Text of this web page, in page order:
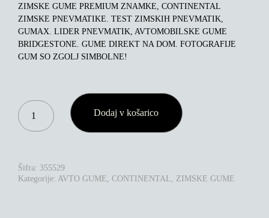
ZIMSKE GUME PREMIUM ZNAMKE, CONTINENTAL
ZIMSKE PNEVMATIKE. TEST ZIMSKIH PNEVMATIK,
GUMAX. LIDER PNEVMATIK, AVTOMOBILSKE GUME
BRIDGESTONE. GUME DIREKT NA DOM. FOTOGRAFIJE
GUM SO ZGOLJ SIMBOLNE!
CONTINENTAL
WINTERCONTACT
TS
92W
XL
Dodaj v košarico
Šifra: 355529
Kategorije: AVTO GUME, CONTINENTAL, ZIMSKE GUME